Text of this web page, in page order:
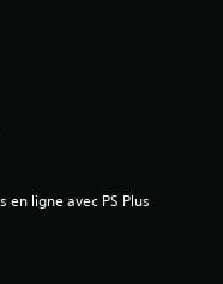
en ligne avec PS Plus